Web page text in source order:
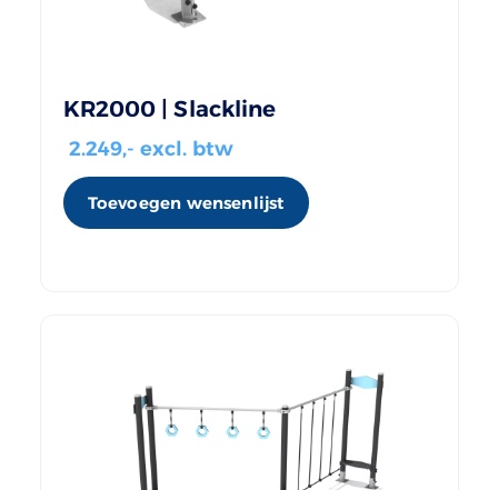
KR2000 | Slackline
2.249,- excl. btw
Toevoegen wensenlijst